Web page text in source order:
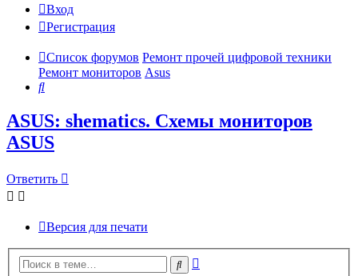
Вход
Регистрация
Список форумов Ремонт прочей цифровой техники
Ремонт мониторов Asus
Поиск
ASUS: shematics. Схемы мониторов
ASUS
Ответить
Ответить
Версия для печати
Поиск